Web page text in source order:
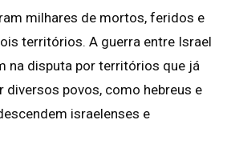
milhares de mortos, feridos e
territórios. A guerra entre Israel
na disputa por territórios que já
povos, como hebreus e
israelenses e